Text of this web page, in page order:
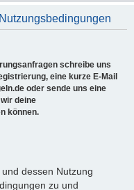
h
schreibe uns
eine kurze E-Mail
oder sende uns eine
deine
können.
dessen Nutzung
zu und